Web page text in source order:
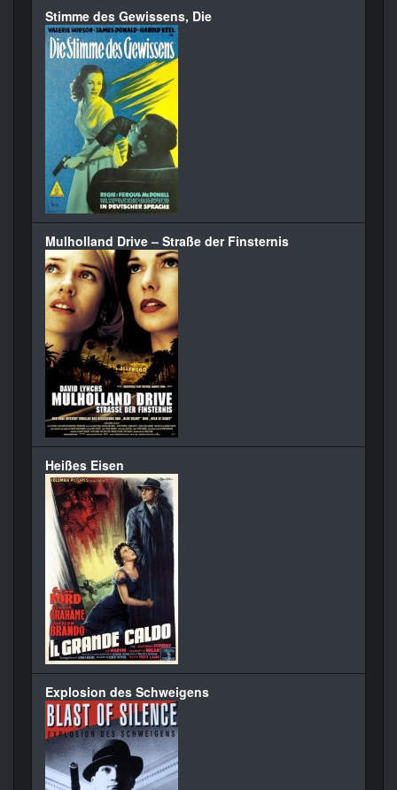
Stimme des Gewissens, Die
Mulholland Drive – Straße der Finsternis
Heißes Eisen
Explosion des Schweigens